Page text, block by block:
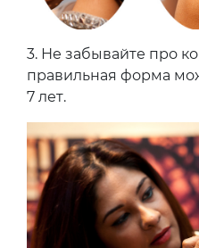
3. Не забывайте про
правильная форма
7 лет.